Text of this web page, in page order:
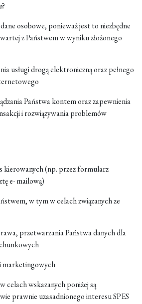
osobowe, ponieważ jest to niezbędne
z Państwem w wyniku złożonego
usługi drogą elektroniczną oraz pełnego
Państwa kontem oraz zapewnienia
i rozwiązywania problemów
kierowanych (np. przez formularz
e- mailową)
w tym w celach związanych ze
przetwarzania Państwa danych dla
marketingowych
celach wskazanych poniżej są
prawnie uzasadnionego interesu SPES